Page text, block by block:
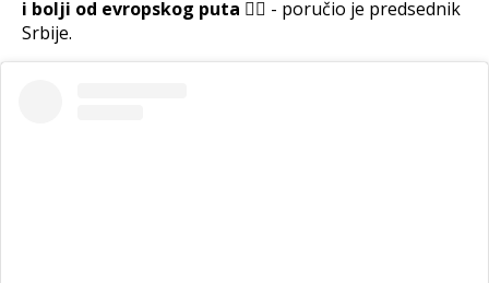
i bolji od evropskog puta ☝🏻 - poručio je predsednik
Srbije.